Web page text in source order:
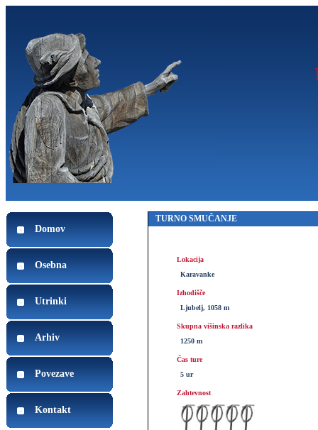
Domov
Osebna
Utrinki
Arhiv
Povezave
Kontakt
TURNO SMUČANJE
Lokacija
Karavanke
Izhodišče
Ljubelj, 1058 m
Skupna višinska razlika
1250 m
Čas ture
5 ur
Zahtevnost